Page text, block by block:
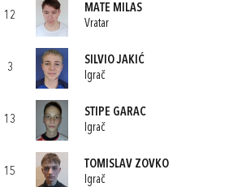
12
MATE MILAS
Vratar
3
SILVIO JAKIĆ
Igrač
13
STIPE GARAC
Igrač
15
TOMISLAV ZOVKO
Igrač